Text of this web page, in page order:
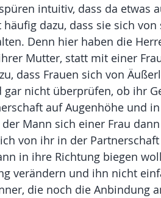
intuitiv, dass da etwas
dazu, dass sie sich von
Denn hier haben die
Mutter, statt mit einer
dass Frauen sich von
nicht überprüfen, ob ihr
auf Augenhöhe und in
Mann sich einer Frau
von ihr in der
in ihre Richtung biegen
verändern und ihn nicht
die noch die Anbindung